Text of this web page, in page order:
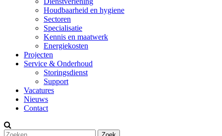
Houdbaarheid en hygiene
Sectoren
Specialisatie
Kennis en maatwerk
Energiekosten
Projecten
Service & Onderhoud
Storingsdienst
Support
Vacatures
Nieuws
Contact